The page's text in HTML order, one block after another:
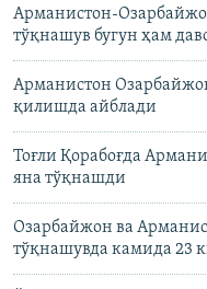
Арманистон-
тўқнашув бугун ҳам
Арманистон
қилишда айблади
Тоғли Қорабоғда
яна тўқнашди
Озарбайжон ва
тўқнашувда камида 23